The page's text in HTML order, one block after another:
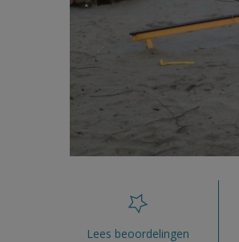
Lees beoordelingen